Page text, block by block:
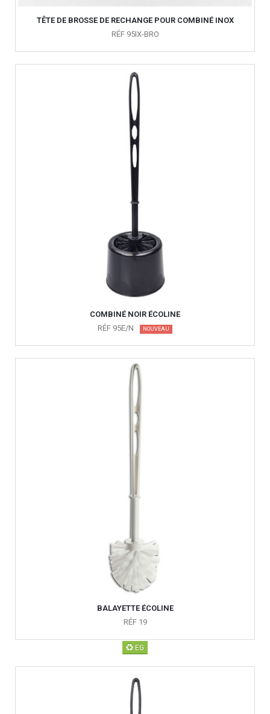
TÊTE DE BROSSE DE RECHANGE POUR COMBINÉ INOX
RÉF 95IX-BRO
COMBINÉ NOIR ÉCOLINE
RÉF 95E/N
NOUVEAU
BALAYETTE ÉCOLINE
RÉF 19
EG